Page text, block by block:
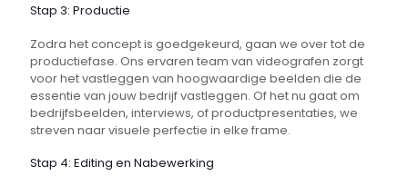
Stap 3: Productie
Zodra het concept is goedgekeurd, gaan we over tot de
productiefase. Ons ervaren team van videografen zorgt
voor het vastleggen van hoogwaardige beelden die de
essentie van jouw bedrijf vastleggen. Of het nu gaat om
bedrijfsbeelden, interviews, of productpresentaties, we
streven naar visuele perfectie in elke frame.
Stap 4: Editing en Nabewerking